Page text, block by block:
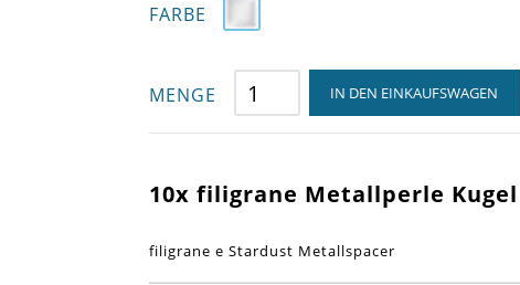
FARBE
MENGE IN DEN EINKAUFSWAGEN
10x filigrane Metallperle
filigrane e Stardust Metallspacer